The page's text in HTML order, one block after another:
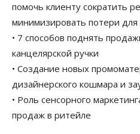
помочь клиенту сократить
минимизировать потери для
• 7 способов поднять
канцелярской ручки
• Создание новых
дизайнерского кошмара и
• Роль сенсорного
продаж в ритейле